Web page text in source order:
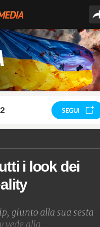
SEGUI
i look dei
giunto alla sua sesta
vede alla